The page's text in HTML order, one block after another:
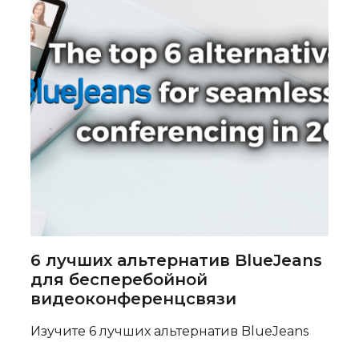
6 лучших альтернатив BlueJeans
для бесперебойной
видеоконференцсвязи
Изучите 6 лучших альтернатив BlueJeans